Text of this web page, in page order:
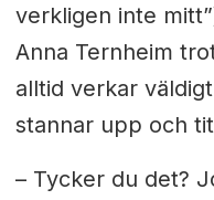
verkligen inte
Anna Ternheim
alltid verkar
stannar upp och
– Tycker du det?